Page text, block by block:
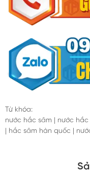
Từ khóa:
nước hắc sâm
nước
hắc sâm hàn quốc